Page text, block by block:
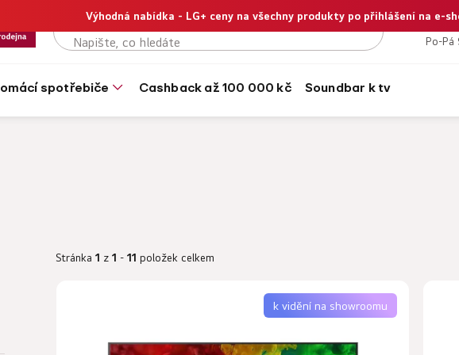
Výhodná nabídka - LG+ ceny na všechny produkty po přihlášení na e-
Po-Pá
domácí spotřebiče cashback až 100 000 kč soundbar k tv
Stránka 1 z 1 - 11 položek celkem
k vidění na showroomu